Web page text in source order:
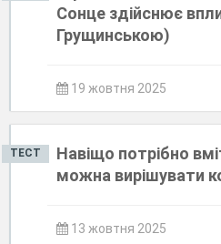
Сонце здійснює
Грущинською)
19 жовтня 2025
ТЕСТ
Навіщо потрібно
можна вирішувати
13 жовтня 2025